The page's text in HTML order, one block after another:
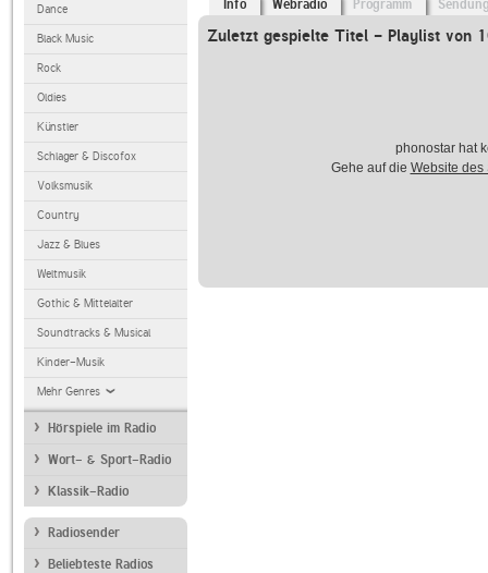
Dance
Black Music
Rock
Oldies
Künstler
Schlager & Discofox
Volksmusik
Country
Jazz & Blues
Weltmusik
Gothic & Mittelalter
Soundtracks & Musical
Kinder-Musik
Mehr Genres
Hörspiele im Radio
Wort- & Sport-Radio
Klassik-Radio
Radiosender
Beliebteste Radios
Info Webradio Programm
Zuletzt gespielte Titel - Playlist von
phonostar hat
Gehe auf die Website des